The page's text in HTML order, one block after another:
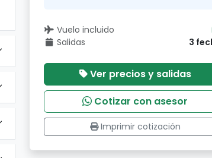
Vuelo incluido
Salidas 3
Ver precios y salidas
Cotizar con asesor
Imprimir cotización